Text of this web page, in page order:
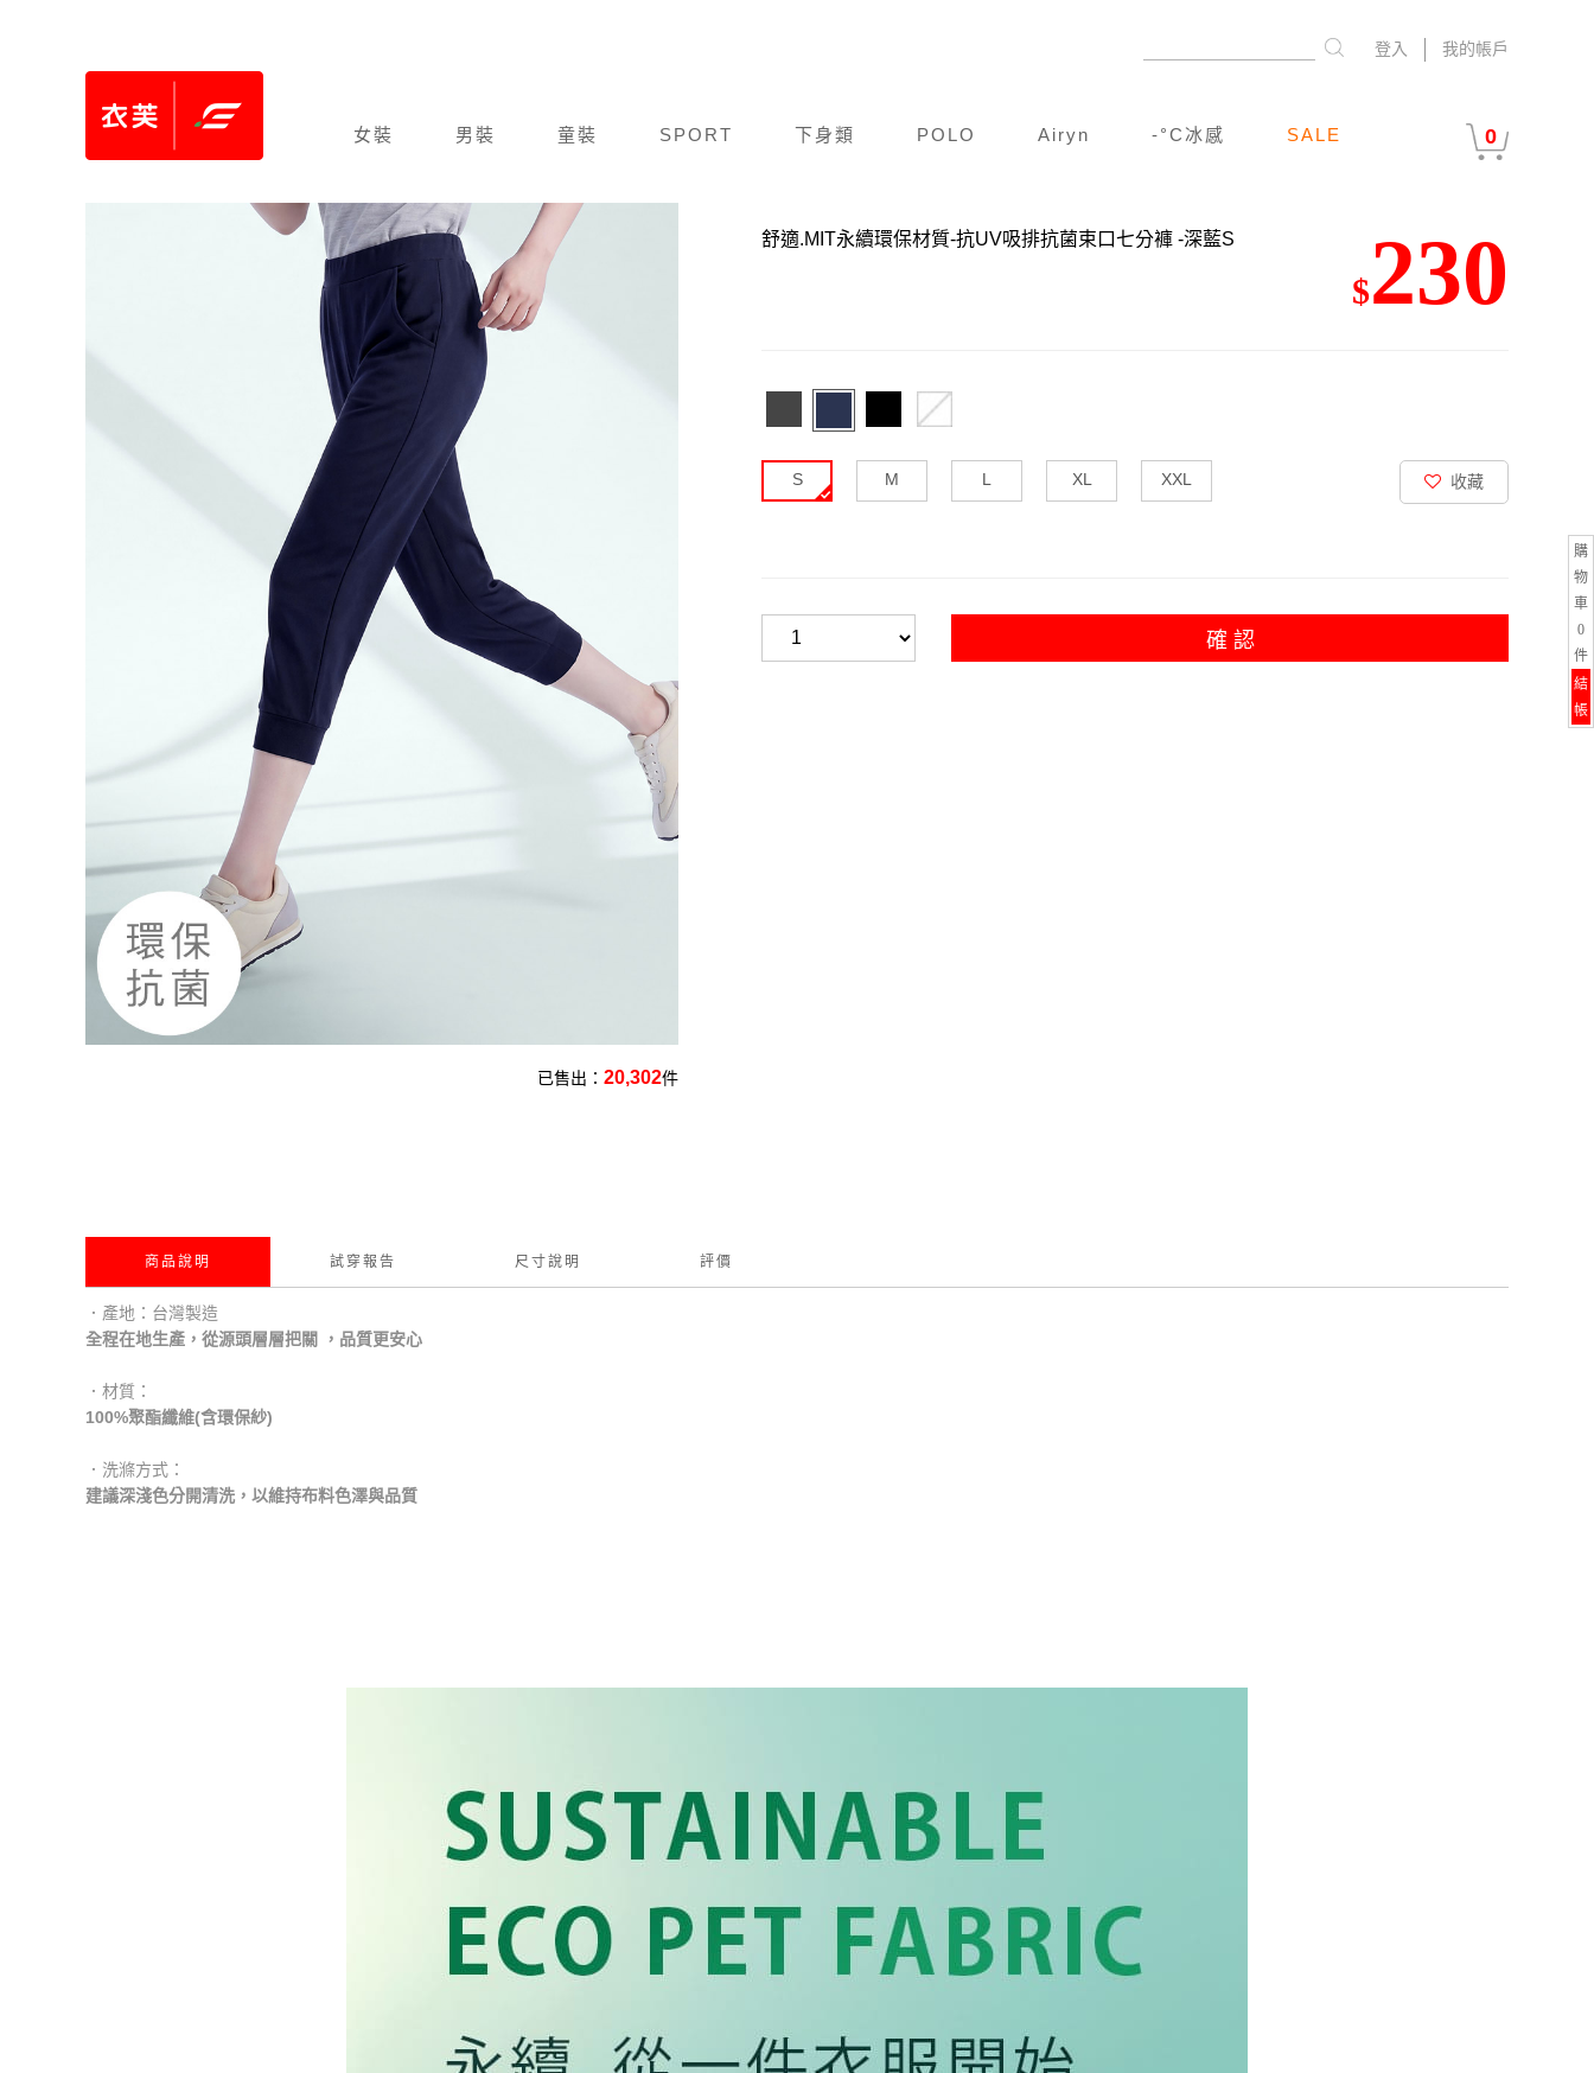
我的帳戶
登入
女裝 男裝 童裝 SPORT 下身類 POLO Airyn -°C冰感 SALE 0
購
物
車
0
件
結
帳
已售出： 20,302件
舒適.MIT永續環保材質-抗UV吸排抗菌束口七分褲 -深藍S
$230
S M L XL XXL 收藏
確 認
商品說明 試穿報告 尺寸說明 評價
．產地：台灣製造
全程在地生產，從源頭層層把關 ，品質更安心
．材質：
100%聚酯纖維(含環保紗)
．洗滌方式：
建議深淺色分開清洗，以維持布料色澤與品質